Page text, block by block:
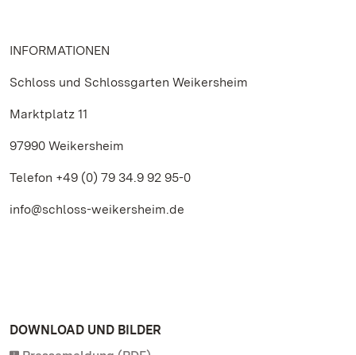
INFORMATIONEN
Schloss und Schlossgarten Weikersheim
Marktplatz 11
97990 Weikersheim
Telefon +49 (0) 79 34.9 92 95-0
info@schloss-weikersheim.de
DOWNLOAD UND BILDER